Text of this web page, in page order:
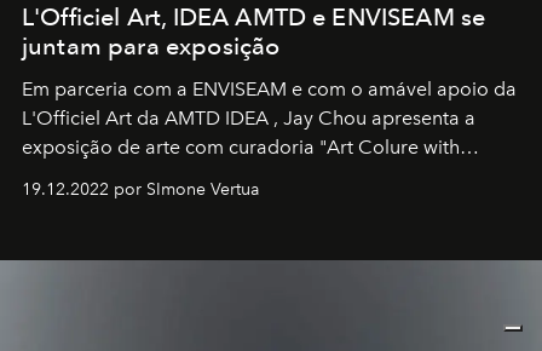
L'Officiel Art, IDEA AMTD e ENVISEAM se
juntam para exposição
Em parceria com a ENVISEAM e com o amável apoio da
L'Officiel Art da AMTD IDEA , Jay Chou apresenta a
exposição de arte com curadoria "Art Colure with
19.12.2022 por SImone Vertua